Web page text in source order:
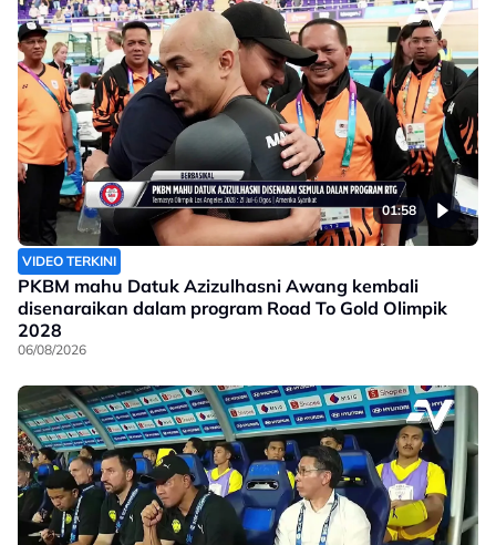
01:58
VIDEO TERKINI
PKBM mahu Datuk Azizulhasni Awang kembali
disenaraikan dalam program Road To Gold Olimpik
2028
06/08/2026